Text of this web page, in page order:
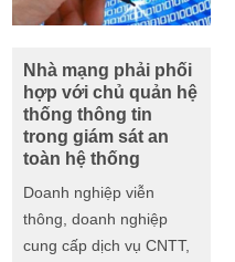
Nhà mạng phải phối
hợp với chủ quản hệ
thống thông tin
trong giám sát an
toàn hệ thống
Doanh nghiệp viễn
thông, doanh nghiệp
cung cấp dịch vụ CNTT,